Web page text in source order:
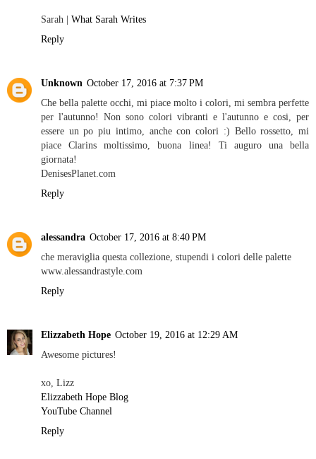
Sarah | What Sarah Writes
Reply
Unknown October 17, 2016 at 7:37 PM
Che bella palette occhi, mi piace molto i colori, mi sembra perfette
per l'autunno! Non sono colori vibranti e l'autunno e cosi, per
essere un po piu intimo, anche con colori :) Bello rossetto, mi
piace Clarins moltissimo, buona linea! Ti auguro una bella
giornata!
DenisesPlanet.com
Reply
alessandra October 17, 2016 at 8:40 PM
che meraviglia questa collezione, stupendi i colori delle palette
www.alessandrastyle.com
Reply
Elizzabeth Hope October 19, 2016 at 12:29 AM
Awesome pictures!
xo, Lizz
Elizzabeth Hope Blog
YouTube Channel
Reply